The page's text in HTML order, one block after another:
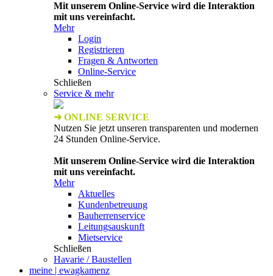
Mit unserem Online-Service wird die Interaktion
mit uns vereinfacht.
Mehr
Login
Registrieren
Fragen & Antworten
Online-Service
Schließen
Service & mehr
➜ ONLINE SERVICE
Nutzen Sie jetzt unseren transparenten und modernen
24 Stunden Online-Service.
Mit unserem Online-Service wird die Interaktion
mit uns vereinfacht.
Mehr
Aktuelles
Kundenbetreuung
Bauherrenservice
Leitungsauskunft
Mietservice
Schließen
Havarie / Baustellen
meine | ewagkamenz